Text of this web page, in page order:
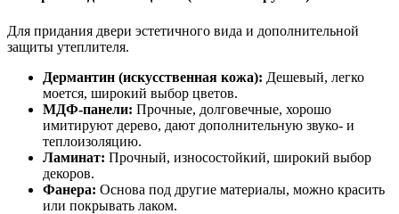
Для придания двери эстетичного вида и дополнительной
защиты утеплителя.
Дермантин (искусственная кожа): Дешевый, легко
моется, широкий выбор цветов.
МДФ-панели: Прочные, долговечные, хорошо
имитируют дерево, дают дополнительную звуко- и
теплоизоляцию.
Ламинат: Прочный, износостойкий, широкий выбор
декоров.
Фанера: Основа под другие материалы, можно красить
или покрывать лаком.